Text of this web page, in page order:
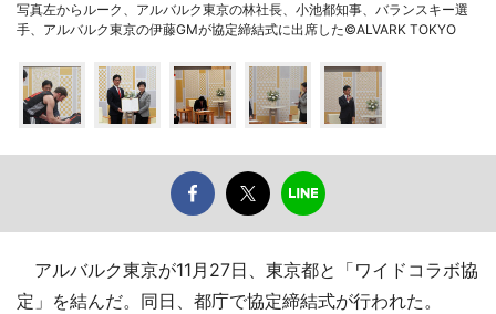
写真左からルーク、アルバルク東京の林社長、小池都知事、バランスキー選
手、アルバルク東京の伊藤GMが協定締結式に出席した©ALVARK TOKYO
アルバルク東京が11月27日、東京都と「ワイドコラボ協
定」を結んだ。同日、都庁で協定締結式が行われた。